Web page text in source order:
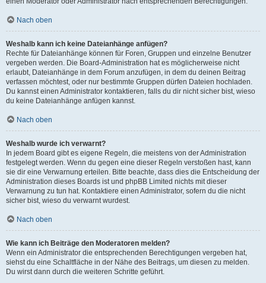
Nach oben
Weshalb kann ich keine Dateianhänge anfügen?
Rechte für Dateianhänge können für Foren, Gruppen und einzelne Benutzer
vergeben werden. Die Board-Administration hat es möglicherweise nicht
erlaubt, Dateianhänge in dem Forum anzufügen, in dem du deinen Beitrag
verfassen möchtest, oder nur bestimmte Gruppen dürfen Dateien hochladen.
Du kannst einen Administrator kontaktieren, falls du dir nicht sicher bist, wieso
du keine Dateianhänge anfügen kannst.
Nach oben
Weshalb wurde ich verwarnt?
In jedem Board gibt es eigene Regeln, die meistens von der Administration
festgelegt werden. Wenn du gegen eine dieser Regeln verstoßen hast, kann
sie dir eine Verwarnung erteilen. Bitte beachte, dass dies die Entscheidung der
Administration dieses Boards ist und phpBB Limited nichts mit dieser
Verwarnung zu tun hat. Kontaktiere einen Administrator, sofern du die nicht
sicher bist, wieso du verwarnt wurdest.
Nach oben
Wie kann ich Beiträge den Moderatoren melden?
Wenn ein Administrator die entsprechenden Berechtigungen vergeben hat,
siehst du eine Schaltfläche in der Nähe des Beitrags, um diesen zu melden.
Du wirst dann durch die weiteren Schritte geführt.